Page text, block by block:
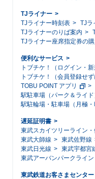
TJライナー
TJライナー時刻表
TJラ
TJライナーのりば案内
TJライナー座席指定券の
便利なサービス
トブチケ！（ログイン・
トブチケ！（会員登録せず
TOBU POINT アプリ
駅駐車場（パーク＆ライド
駅駐輪場・駐車場（月極・
遅延証明書
東武スカイツリーライン
東武大師線
東武佐野線
東武日光線
東武宇都宮
東武アーバンパークライン
東武鉄道お客さまセンター